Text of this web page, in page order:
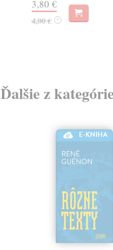
3,80 €
4,00 € ?
Ďalšie z
E-KNIHA